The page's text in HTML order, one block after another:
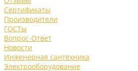
Сертификаты
Производители
ГОСТы
Вопрос-Ответ
Новости
Инженерная сантехника
Электрооборудование